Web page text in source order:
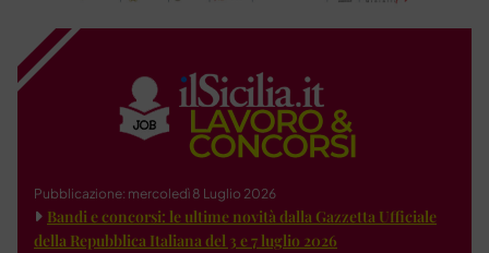
Pubblicazione: mercoledì 8 Luglio 2026
Bandi e concorsi: le ultime novità dalla Gazzetta Ufficiale
della Repubblica Italiana del 3 e 7 luglio 2026